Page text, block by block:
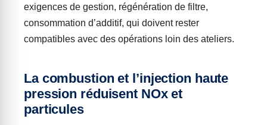
exigences de gestion, régénération de filtre,
consommation d’additif, qui doivent rester
compatibles avec des opérations loin des ateliers.
La combustion et l’injection haute
pression réduisent NOx et
particules